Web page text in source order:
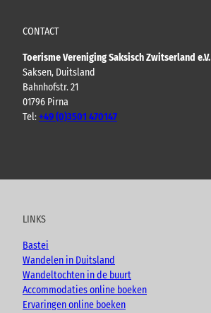
CONTACT
Toerisme Vereniging Saksisch Zwitserland e.V.
Saksen, Duitsland
Bahnhofstr. 21
01796 Pirna
Tel:+49 (0)3501 470147
u
e
c
o
k
s
a
m
o
LINKS
Bastei
Wandelen in Duitsland
Wandeltochten in de buurt
Accommodaties online boeken
Ervaringen online boeken